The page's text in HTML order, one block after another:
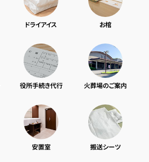
ドライアイス お棺
役所手続き代行 火葬場のご案内
安置室 搬送シーツ